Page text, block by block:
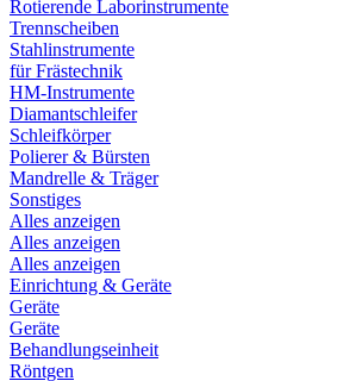
Rotierende Laborinstrumente
Trennscheiben
Stahlinstrumente
für Frästechnik
HM-Instrumente
Diamantschleifer
Schleifkörper
Polierer & Bürsten
Mandrelle & Träger
Sonstiges
Alles anzeigen
Alles anzeigen
Alles anzeigen
Einrichtung & Geräte
Geräte
Geräte
Behandlungseinheit
Röntgen